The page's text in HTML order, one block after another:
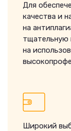
Для
качества и
на
тщательную
на
Широкий